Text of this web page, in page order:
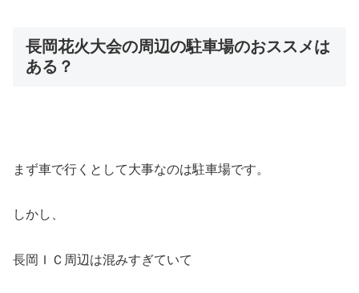
長岡花火大会の周辺の駐車場のおススメは
ある？
まず車で行くとして大事なのは駐車場です。
しかし、
長岡ＩＣ周辺は混みすぎていて